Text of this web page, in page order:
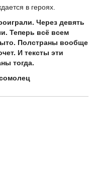
в героях.
Через девять
Теперь всё всем
Полстраны вообще
И тексты эти
тогда.